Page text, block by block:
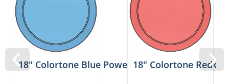
18" Colortone Blue Powerstroke 318" Colortone Red